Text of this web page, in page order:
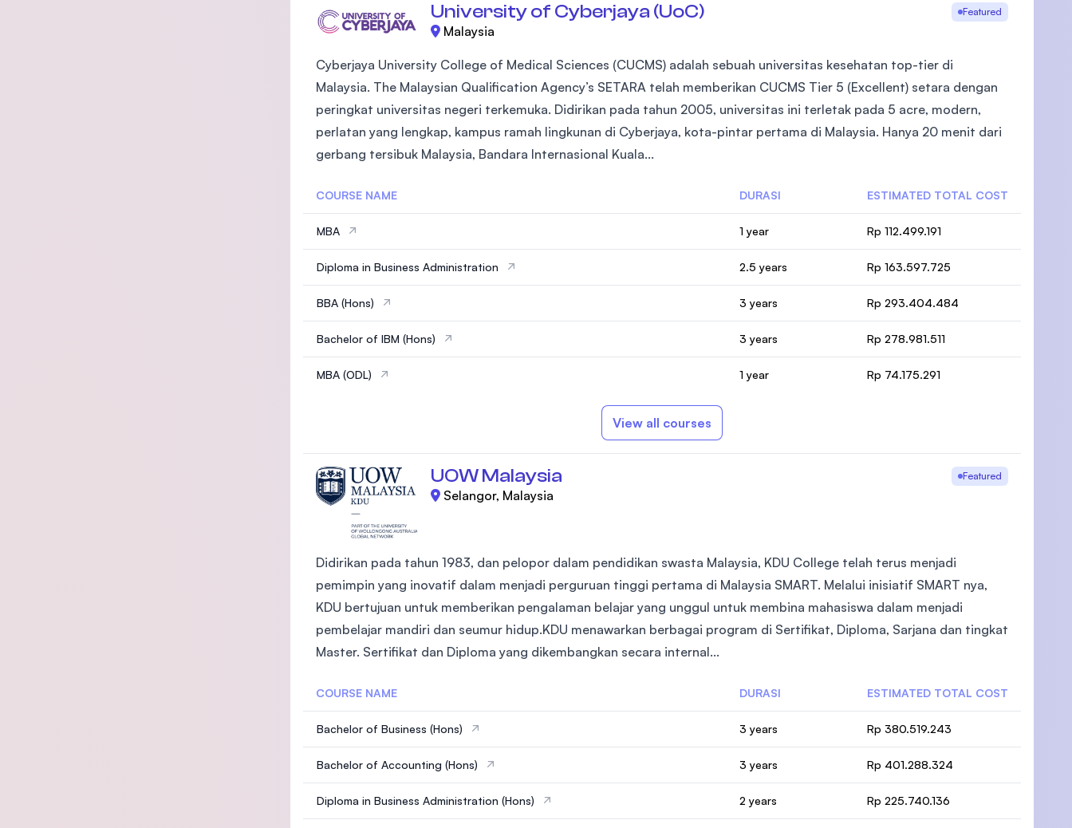
University of Cyberjaya (UoC) Featured
Malaysia
Cyberjaya University College of Medical Sciences (CUCMS) adalah sebuah universitas kesehatan top-tier di
Malaysia. The Malaysian Qualification Agency’s SETARA telah memberikan CUCMS Tier 5 (Excellent) setara dengan
peringkat universitas negeri terkemuka. Didirikan pada tahun 2005, universitas ini terletak pada 5 acre, modern,
perlatan yang lengkap, kampus ramah lingkunan di Cyberjaya, kota-pintar pertama di Malaysia. Hanya 20 menit dari
gerbang tersibuk Malaysia, Bandara Internasional Kuala...
COURSE NAME DURASI ESTIMATED TOTAL COST
MBA 1 year Rp 112.499.191
Diploma in Business Administration 2.5 years Rp 163.597.725
BBA (Hons) 3 years Rp 293.404.484
Bachelor of IBM (Hons) 3 years Rp 278.981.511
MBA (ODL) 1 year Rp 74.175.291
View all courses
UOW Malaysia Featured
Selangor, Malaysia
Didirikan pada tahun 1983, dan pelopor dalam pendidikan swasta Malaysia, KDU College telah terus menjadi
pemimpin yang inovatif dalam menjadi perguruan tinggi pertama di Malaysia SMART. Melalui inisiatif SMART nya,
KDU bertujuan untuk memberikan pengalaman belajar yang unggul untuk membina mahasiswa dalam menjadi
pembelajar mandiri dan seumur hidup.KDU menawarkan berbagai program di Sertifikat, Diploma, Sarjana dan tingkat
Master. Sertifikat dan Diploma yang dikembangkan secara internal...
COURSE NAME DURASI ESTIMATED TOTAL COST
Bachelor of Business (Hons) 3 years Rp 380.519.243
Bachelor of Accounting (Hons) 3 years Rp 401.288.324
Diploma in Business Administration (Hons) 2 years Rp 225.740.136